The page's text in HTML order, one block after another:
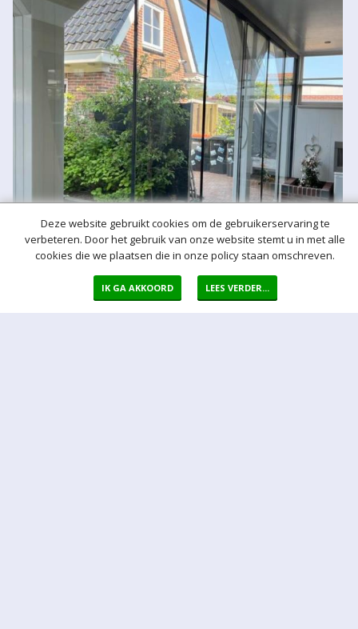
Deze website gebruikt cookies om de gebruikerservaring te
verbeteren. Door het gebruik van onze website stemt u in met alle
cookies die we plaatsen die in onze policy staan omschreven.
IK GA AKKOORD LEES VERDER...